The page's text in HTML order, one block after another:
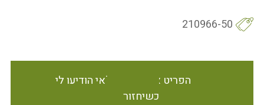
210966-50
הפריט אינו זמין במלאי הודיעו לי
כשיחזור